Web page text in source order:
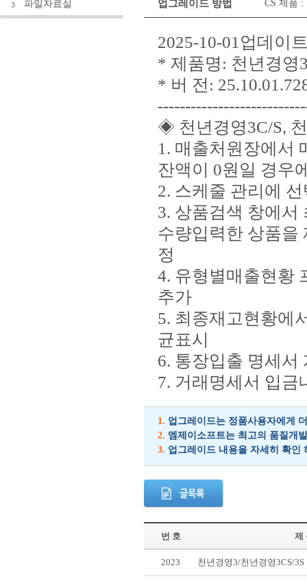
파일자료실 업그레이드 방법 CS 제품
2025-10-01업데이
* 제품명: 천년경영
* 버 전:
◈ 천년경영3C/S,
1. 매출처원장에서
잔액이 0원일 경우
2. 스케줄 관리에
3. 상품검색 창에서
수량입력한 상품을
정
4. 유형별매출현황
추가
5. 최종재고현황에
균표시
6. 통장입출 명세서
7. 거래명세서 입금
1. 업그레이드는 정품사용자에게
2. 엠제이소프트는 최고의 품질개
3. 업그레이드 내용을 자세히 확인
번 호 제
2023 천년경영3/천년경영3CS/